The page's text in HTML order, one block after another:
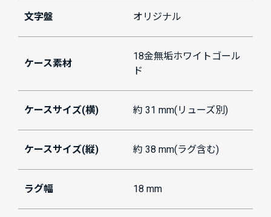
文字盤 オリジナル
ケース素材
18金無垢ホワイトゴール
ド
ケースサイズ(横) 約 31 mm(リューズ別)
ケースサイズ(縦) 約 38 mm(ラグ含む)
ラグ幅 18 mm